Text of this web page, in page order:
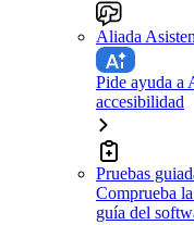
Aliada
Pide ayuda a
accesibilidad
Pruebas
Comprueba
guía del